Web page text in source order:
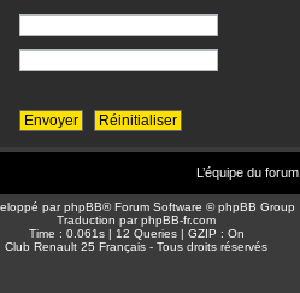
L’équipe du forum
parphpBB® Forum Software © phpBB Group
Traduction parphpBB-fr.com
Time : 0.061s | 12 Queries | GZIP : On
Club Renault 25 Français - Tous droits réservés